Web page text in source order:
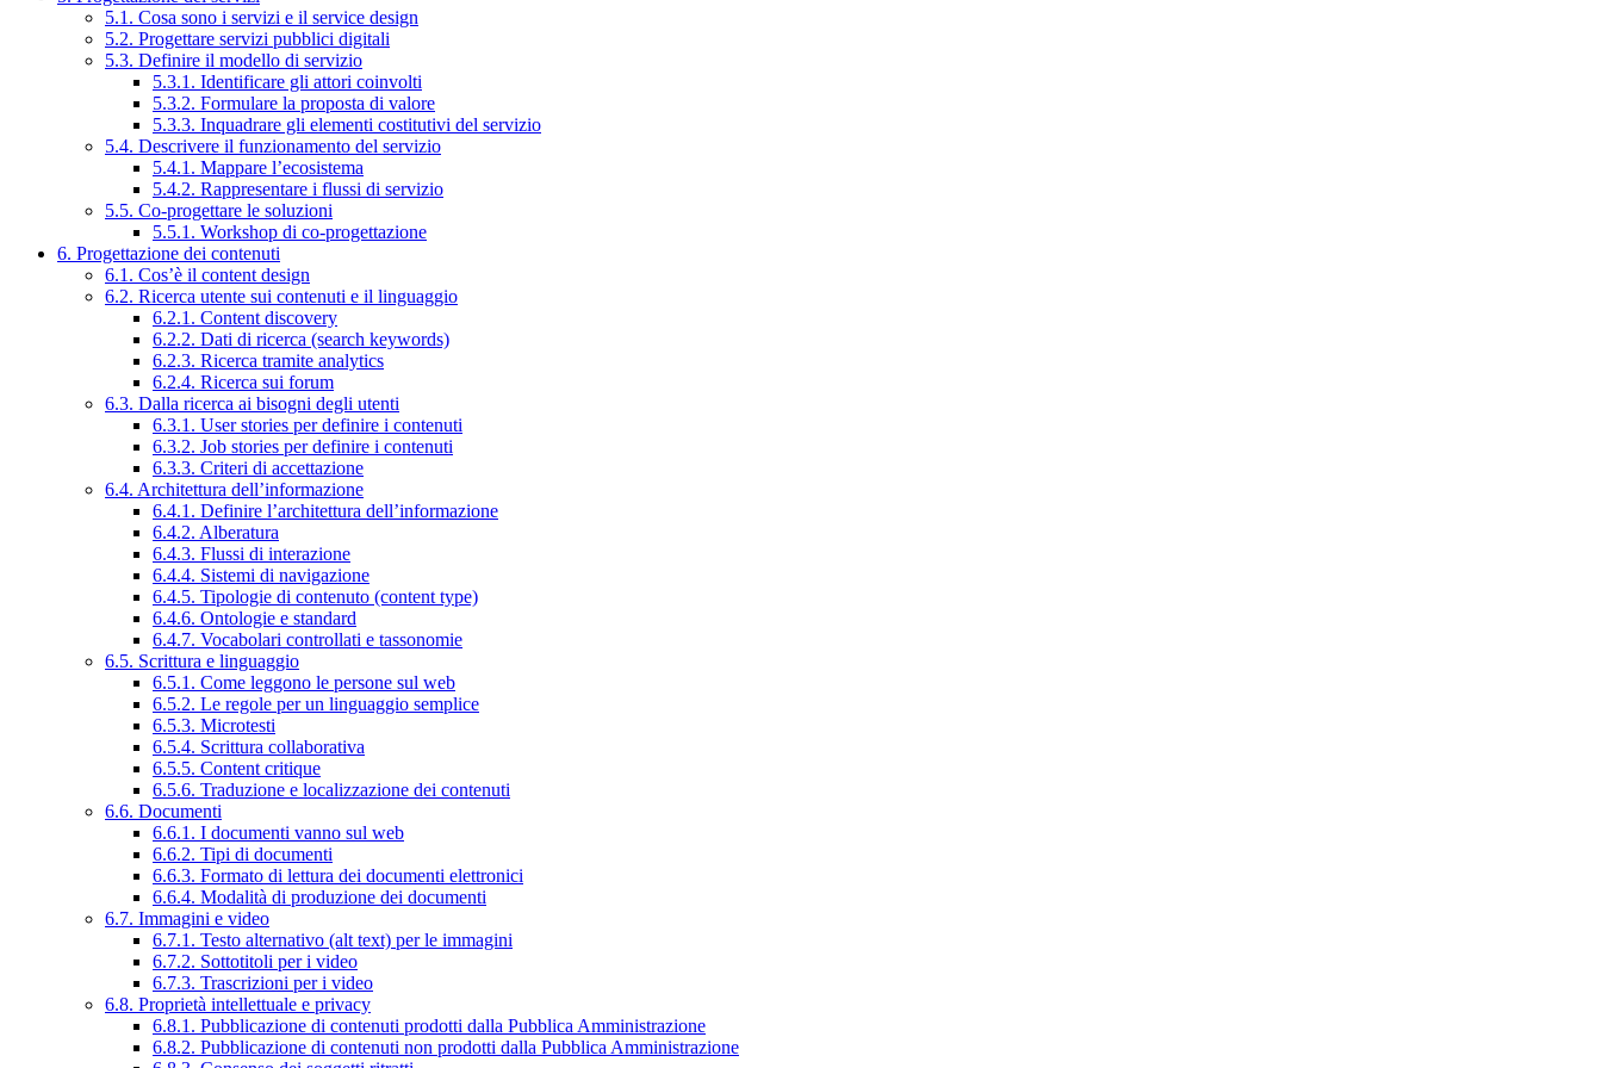
5.1. Cosa sono i servizi e il service design
5.2. Progettare servizi pubblici digitali
5.3. Definire il modello di servizio
5.3.1. Identificare gli attori coinvolti
5.3.2. Formulare la proposta di valore
5.3.3. Inquadrare gli elementi costitutivi del servizio
5.4. Descrivere il funzionamento del servizio
5.4.1. Mappare l’ecosistema
5.4.2. Rappresentare i flussi di servizio
5.5. Co-progettare le soluzioni
5.5.1. Workshop di co-progettazione
6. Progettazione dei contenuti
6.1. Cos’è il content design
6.2. Ricerca utente sui contenuti e il linguaggio
6.2.1. Content discovery
6.2.2. Dati di ricerca (search keywords)
6.2.3. Ricerca tramite analytics
6.2.4. Ricerca sui forum
6.3. Dalla ricerca ai bisogni degli utenti
6.3.1. User stories per definire i contenuti
6.3.2. Job stories per definire i contenuti
6.3.3. Criteri di accettazione
6.4. Architettura dell’informazione
6.4.1. Definire l’architettura dell’informazione
6.4.2. Alberatura
6.4.3. Flussi di interazione
6.4.4. Sistemi di navigazione
6.4.5. Tipologie di contenuto (content type)
6.4.6. Ontologie e standard
6.4.7. Vocabolari controllati e tassonomie
6.5. Scrittura e linguaggio
6.5.1. Come leggono le persone sul web
6.5.2. Le regole per un linguaggio semplice
6.5.3. Microtesti
6.5.4. Scrittura collaborativa
6.5.5. Content critique
6.5.6. Traduzione e localizzazione dei contenuti
6.6. Documenti
6.6.1. I documenti vanno sul web
6.6.2. Tipi di documenti
6.6.3. Formato di lettura dei documenti elettronici
6.6.4. Modalità di produzione dei documenti
6.7. Immagini e video
6.7.1. Testo alternativo (alt text) per le immagini
6.7.2. Sottotitoli per i video
6.7.3. Trascrizioni per i video
6.8. Proprietà intellettuale e privacy
6.8.1. Pubblicazione di contenuti prodotti dalla Pubblica Amministrazione
6.8.2. Pubblicazione di contenuti non prodotti dalla Pubblica Amministrazione